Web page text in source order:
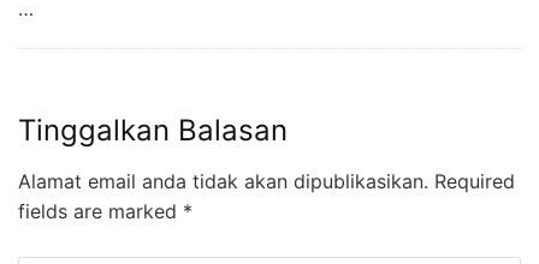
…
Tinggalkan Balasan
Alamat email anda tidak akan dipublikasikan. Required
fields are marked *